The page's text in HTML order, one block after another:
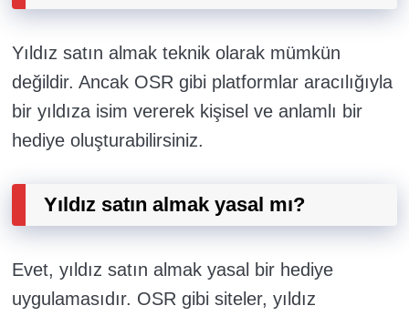
Yıldız satın almak teknik olarak mümkün
değildir. Ancak OSR gibi platformlar aracılığıyla
bir yıldıza isim vererek kişisel ve anlamlı bir
hediye oluşturabilirsiniz.
Yıldız satın almak yasal mı?
Evet, yıldız satın almak yasal bir hediye
uygulamasıdır. OSR gibi siteler, yıldız